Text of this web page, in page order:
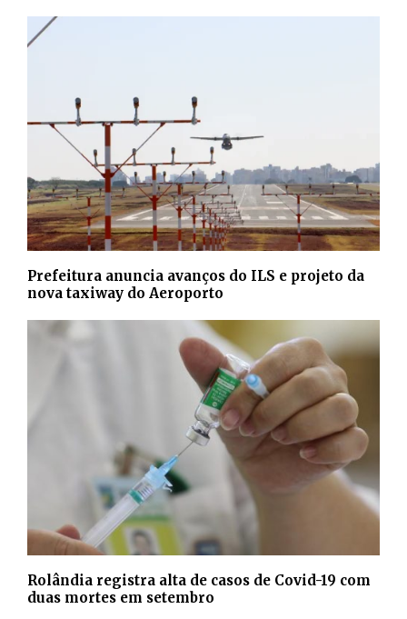
Prefeitura anuncia avanços do ILS e projeto da
nova taxiway do Aeroporto
Rolândia registra alta de casos de Covid-19 com
duas mortes em setembro